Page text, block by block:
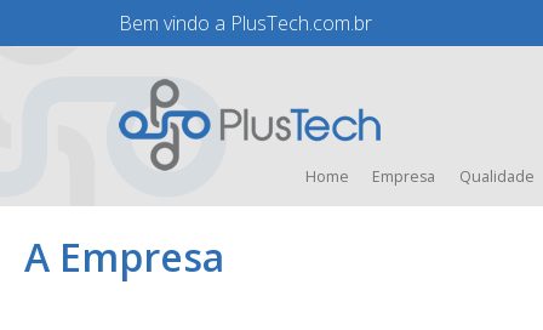
Bem vindo a PlusTech.com.br
Home Empresa Qualidade
A Empresa